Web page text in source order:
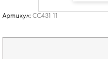
Артикул: CC431 11